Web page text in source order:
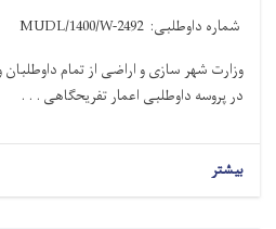
شماره داوطلبی:MUDL/1400/W-2492
وزارت شهر سازی و اراضی از تمام
در پروسه داوطلبی اعمار تفریحگاهی . . .
بیشتر